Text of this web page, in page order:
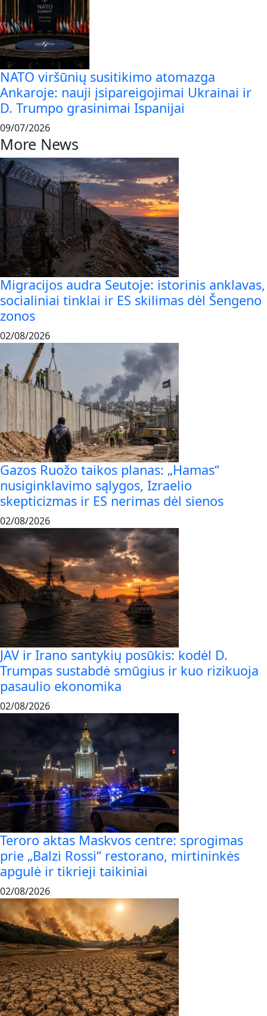
NATO viršūnių susitikimo atomazga
Ankaroje: nauji įsipareigojimai Ukrainai ir
D. Trumpo grasinimai Ispanijai
09/07/2026
More News
Migracijos audra Seutoje: istorinis anklavas,
socialiniai tinklai ir ES skilimas dėl Šengeno
zonos
02/08/2026
Gazos Ruožo taikos planas: „Hamas“
nusiginklavimo sąlygos, Izraelio
skepticizmas ir ES nerimas dėl sienos
02/08/2026
JAV ir Irano santykių posūkis: kodėl D.
Trumpas sustabdė smūgius ir kuo rizikuoja
pasaulio ekonomika
02/08/2026
Teroro aktas Maskvos centre: sprogimas
prie „Balzi Rossi“ restorano, mirtininkės
apgulė ir tikrieji taikiniai
02/08/2026